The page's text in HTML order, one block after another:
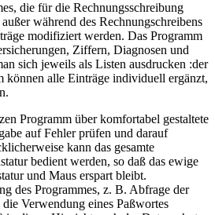
die für die Rechnungsschreibung
während des Rechnungschreibens
modifiziert werden. Das Programm
Ziffern, Diagnosen und
sich jeweils als Listen ausdrucken :der
können alle Einträge individuell ergänzt,
Programm über komfortabel gestaltete
auf Fehler prüfen und darauf
kann das gesamte
bedient werden, so daß das ewige
und Maus erspart bleibt.
des Programmes, z. B. Abfrage der
Verwendung eines Paßwortes